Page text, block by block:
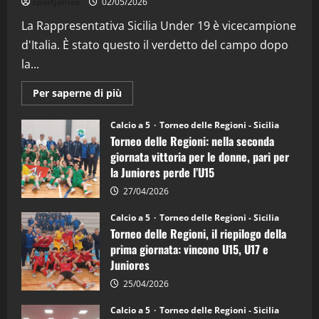
08/04/2026
La Rappresentativa Sicilia Under 19 è vicecampione
d'Italia. È stato questo il verdetto del campo dopo
la...
Per saperne di più
informazioni
Torneo
delle
Regioni
di
calcio
a
5:
la
Juniores
è
vicecampione
d’Italia
Calcio a 5 Torneo delle Regioni - Sicilia
Torneo delle Regioni: nella seconda
giornata vittoria per le donne, pari per
la Juniores perde l’U15
27/04/2026
Calcio a 5 Torneo delle Regioni - Sicilia
Torneo delle Regioni, il riepilogo della
prima giornata: vincono U15, U17 e
Juniores
25/04/2026
Calcio a 5 Torneo delle Regioni - Sicilia